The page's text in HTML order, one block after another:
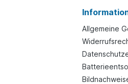
Allgemeine